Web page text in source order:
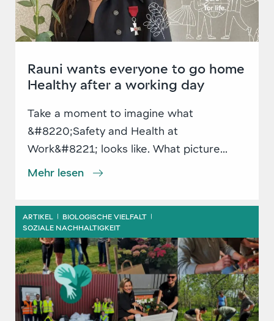
Rauni wants everyone to go home
Healthy after a working day
Take a moment to imagine what
&#8220;Safety and Health at
Work&#8221; looks like. What picture...
Mehr lesen
ARTIKEL BIOLOGISCHE VIELFALT
SOZIALE NACHHALTIGKEIT